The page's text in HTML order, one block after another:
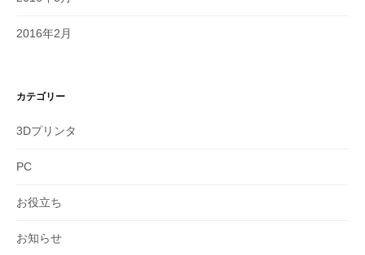
2016年2月
カテゴリー
3Dプリンタ
PC
お役立ち
お知らせ